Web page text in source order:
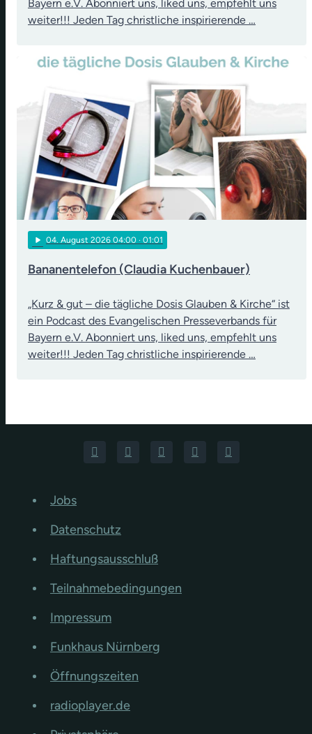
Bayern e.V. Abonniert uns, liked uns, empfehlt uns
weiter!!! Jeden Tag christliche inspirierende …
play_arrow 04. August 2026 04:00 · 01:01
Bananentelefon (Claudia Kuchenbauer)
„Kurz & gut – die tägliche Dosis Glauben & Kirche“ ist
ein Podcast des Evangelischen Presseverbands für
Bayern e.V. Abonniert uns, liked uns, empfehlt uns
weiter!!! Jeden Tag christliche inspirierende …
Jobs
Datenschutz
Haftungsausschluß
Teilnahmebedingungen
Impressum
Funkhaus Nürnberg
Öffnungszeiten
radioplayer.de